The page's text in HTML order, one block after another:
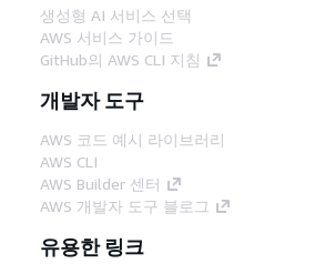
생성형 AI 서비스 선택
AWS 서비스 가이드
GitHub의 AWS CLI 지침
개발자 도구
AWS 코드 예시 라이브러리
AWS CLI
AWS Builder 센터
AWS 개발자 도구 블로그
유용한 링크